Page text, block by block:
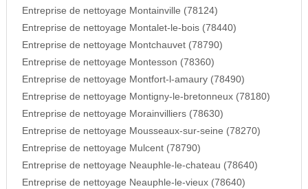
Entreprise de nettoyage Montainville (78124)
Entreprise de nettoyage Montalet-le-bois (78440)
Entreprise de nettoyage Montchauvet (78790)
Entreprise de nettoyage Montesson (78360)
Entreprise de nettoyage Montfort-l-amaury (78490)
Entreprise de nettoyage Montigny-le-bretonneux (78180)
Entreprise de nettoyage Morainvilliers (78630)
Entreprise de nettoyage Mousseaux-sur-seine (78270)
Entreprise de nettoyage Mulcent (78790)
Entreprise de nettoyage Neauphle-le-chateau (78640)
Entreprise de nettoyage Neauphle-le-vieux (78640)